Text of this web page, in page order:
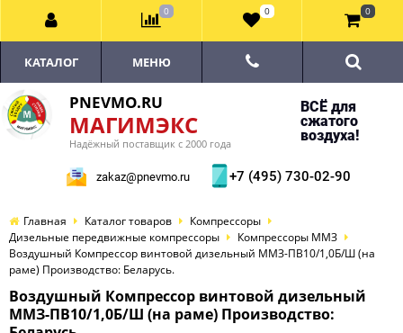
PNEVMO.RU
МАГИМЭКС
Надёжный поставщик с 2000 года
ВСЁ для
сжатого
воздуха!
zakaz@pnevmo.ru +7 (495) 730-02-90
КАТАЛОГ МЕНЮ
Главная Каталог товаров
Компрессоры
Дизельные передвижные компрессоры
Компрессоры ММЗ
Воздушный Компрессор винтовой дизельный ММЗ-ПВ10/1,0Б/Ш (на
раме) Производство: Беларусь.
Воздушный Компрессор винтовой дизельный
ММЗ-ПВ10/1,0Б/Ш (на раме) Производство:
0 0 0